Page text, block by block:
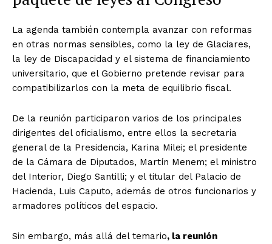
La agenda también contempla avanzar con reformas
en otras normas sensibles, como la ley de Glaciares,
la ley de Discapacidad y el sistema de financiamiento
universitario, que el Gobierno pretende revisar para
compatibilizarlos con la meta de equilibrio fiscal.
De la reunión participaron varios de los principales
dirigentes del oficialismo, entre ellos la secretaria
general de la Presidencia, Karina Milei; el presidente
de la Cámara de Diputados, Martín Menem; el ministro
del Interior, Diego Santilli; y el titular del Palacio de
Hacienda, Luis Caputo, además de otros funcionarios y
armadores políticos del espacio.
Sin embargo, más allá del temario, la reunión